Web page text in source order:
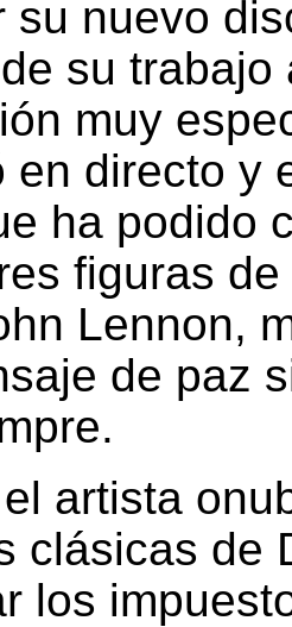
su nuevo
su
muy
en directo y
ha podido
figuras
Lennon,
de paz
artista
clásicas de
los